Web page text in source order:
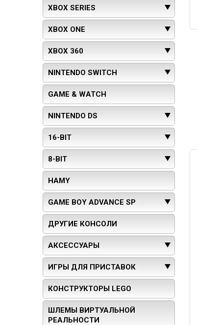
XBOX SERIES
XBOX ONE
XBOX 360
NINTENDO SWITCH
GAME & WATCH
NINTENDO DS
16-BIT
8-BIT
HAMY
GAME BOY ADVANCE SP
ДРУГИЕ КОНСОЛИ
АКСЕССУАРЫ
ИГРЫ ДЛЯ ПРИСТАВОК
КОНСТРУКТОРЫ LEGO
ШЛЕМЫ ВИРТУАЛЬНОЙ
РЕАЛЬНОСТИ